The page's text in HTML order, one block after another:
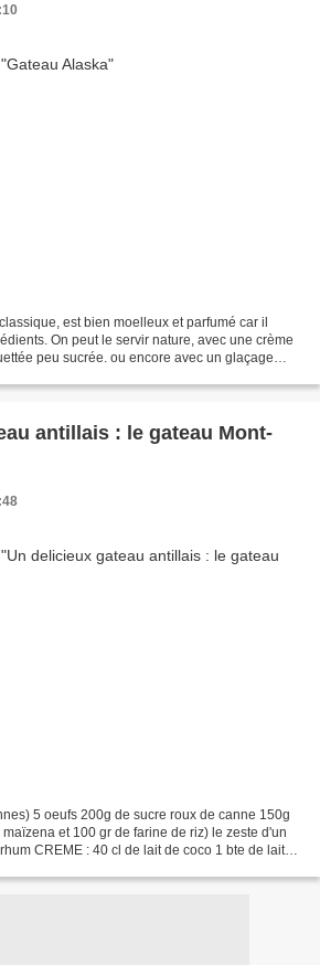
est bien moelleux et parfumé car il
On peut le servir nature, avec une crème
peu sucrée. ou encore avec un glaçage
antillais : le gateau Mont-
5 oeufs 200g de sucre roux de canne 150g
et 100 gr de farine de riz) le zeste d'un
CREME : 40 cl de lait de coco 1 bte de lait